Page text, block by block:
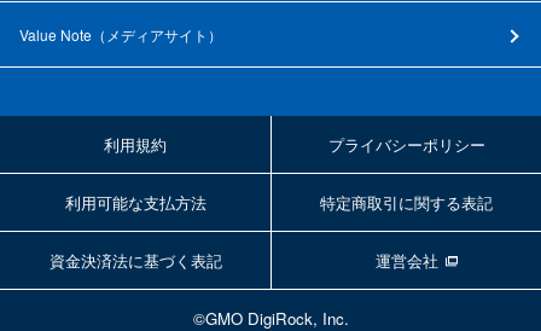
Value Note（ メディアサイト ）
利用規約 プライバシーポリシー
利用可能な支払方法 特定商取引に関する表記
資金決済法に基づく表記 運営会社
©GMO DigiRock, Inc.